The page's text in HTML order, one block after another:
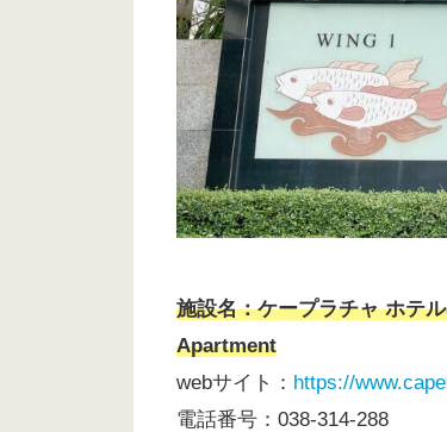
施設名：ケープラチャ ホテ
Apartment
webサイト： https://
電話番号：038-314-288